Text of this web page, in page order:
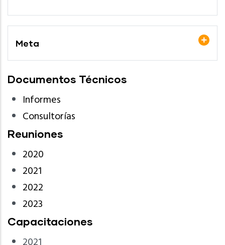
Meta
Documentos Técnicos
Informes
Consultorías
Reuniones
2020
2021
2022
2023
Capacitaciones